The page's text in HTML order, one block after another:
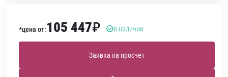
*цена от:105 447₽ в наличии
Заявка на просчет